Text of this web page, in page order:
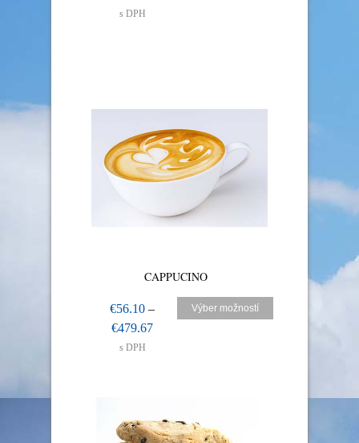
s DPH
CAPPUCINO
€56.10 –
€479.67
s DPH
Výber možností